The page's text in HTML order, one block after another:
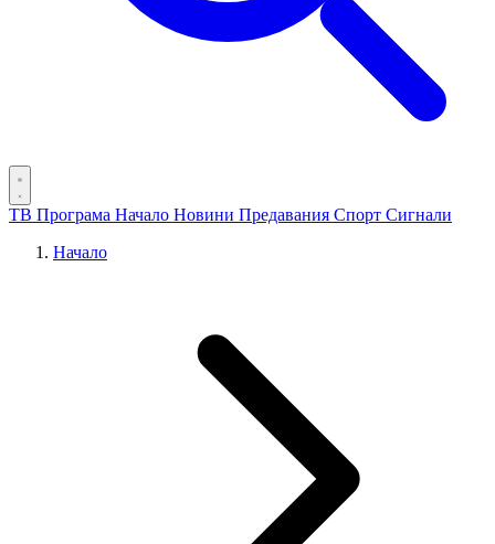
ТВ Програма Начало Новини Предавания Спорт Сигнали
Начало